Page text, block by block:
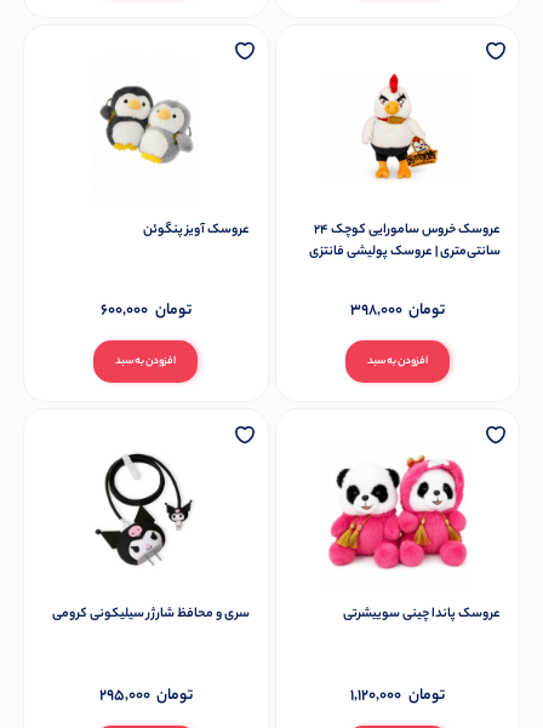
عروسک خروس سامورایی کوچک 24
سانتی‌متری | عروسک پولیشی فانتزی
افزودن به سبد
398,000 تومان
عروسک آویز پنگوئن
افزودن به سبد
600,000 تومان
عروسک پاندا چینی سوییشرتی
1,120,000 تومان
سری و محافظ شارژر سیلیکونی کرومی
295,000 تومان